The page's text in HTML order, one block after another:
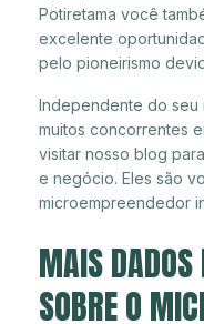
Potiretama você
excelente
pelo pioneirismo
Independente do
muitos concorrentes
visitar nosso blog
e negócio. Eles são
microempreendedor
MAIS DADOS
SOBRE O